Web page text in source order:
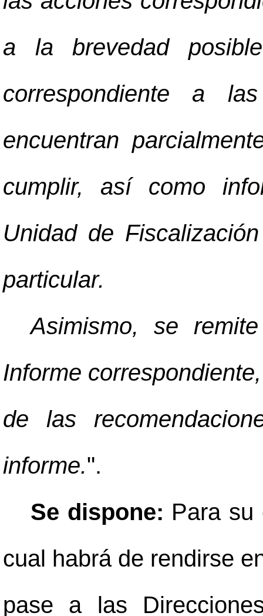
a la brevedad
correspondiente a
encuentran
cumplir, así como
Unidad de
particular.
Asimismo, se
Informe
de las
informe.".
Se dispone: Para su
cual habrá de rendirse
pase a las